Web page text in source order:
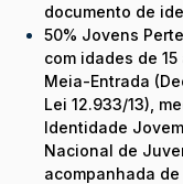
documento de
50% Jovens
com idades de
Meia-Entrada
Lei 12.933/13),
Identidade
Nacional de
acompanhada